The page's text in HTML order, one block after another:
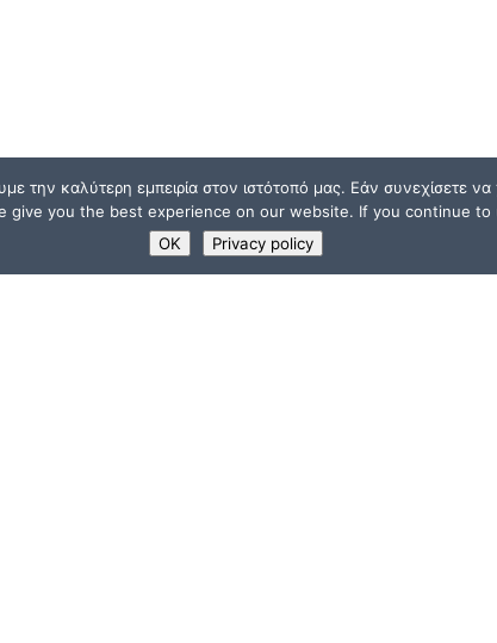
την καλύτερη εμπειρία στον ιστότοπό μας. Εάν συνεχίσετε να
give you the best experience on our website. If you continue
OK
Privacy policy